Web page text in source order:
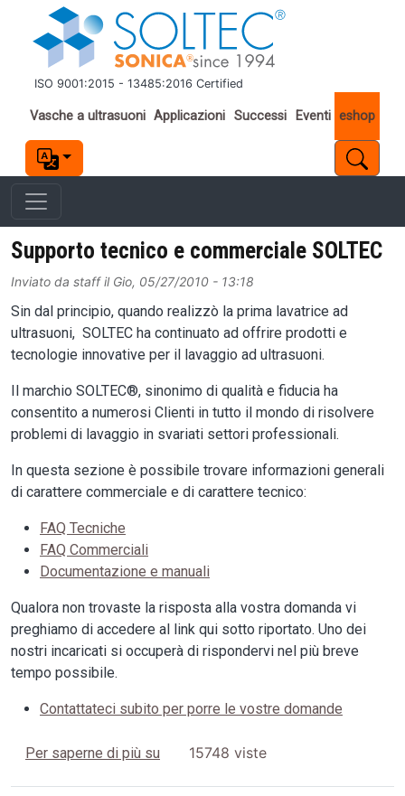
Salta al contenuto principale
ISO 9001:2015 - 13485:2016 Certified
Important links
Vasche a ultrasuoni Applicazioni Successi Eventi eshop
Supporto tecnico e commerciale SOLTEC
Inviato da staffil Gio, 05/27/2010 - 13:18
Sin dal principio, quando realizzò la prima lavatrice ad
ultrasuoni, SOLTEC ha continuato ad offrire prodotti e
tecnologie innovative per il lavaggio ad ultrasuoni.
Il marchio SOLTEC®, sinonimo di qualità e fiducia ha
consentito a numerosi Clienti in tutto il mondo di risolvere
problemi di lavaggio in svariati settori professionali.
In questa sezione è possibile trovare informazioni generali
di carattere commerciale e di carattere tecnico:
FAQ Tecniche
FAQ Commerciali
Documentazione e manuali
Qualora non trovaste la risposta alla vostra domanda vi
preghiamo di accedere al link qui sotto riportato. Uno dei
nostri incaricati si occuperà di rispondervi nel più breve
tempo possibile.
Contattateci subito per porre le vostre domande
Per saperne di più su Supporto tecnico e commerciale
15748 viste